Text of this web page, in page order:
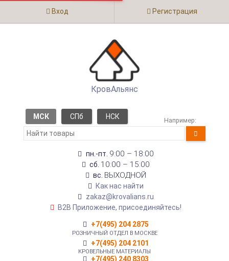
Вход Регистрация
КровАльянс
МСК СПб НСК Например:
пн.-пт. 9:00 – 18:00
сб. 10:00 – 15:00
вс. ВЫХОДНОЙ
Как нас найти
zakaz@krovalians.ru
B2B Приложение, присоединяйтесь!
+7(495) 204 2875
РОЗНИЧНЫЙ ОТДЕЛ В МОСКВЕ
+7(495) 204 2101
КРОВЕЛЬНЫЕ МАТЕРИАЛЫ
+7(495) 240 8303